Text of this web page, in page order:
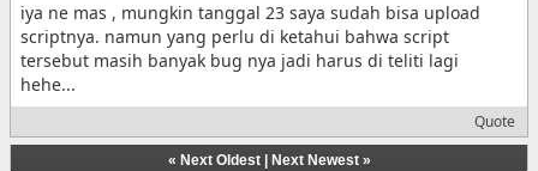
iya ne mas , mungkin tanggal 23 saya sudah bisa upload
scriptnya. namun yang perlu di ketahui bahwa script
tersebut masih banyak bug nya jadi harus di teliti lagi
hehe...
Quote
« Next Oldest| Next Newest»